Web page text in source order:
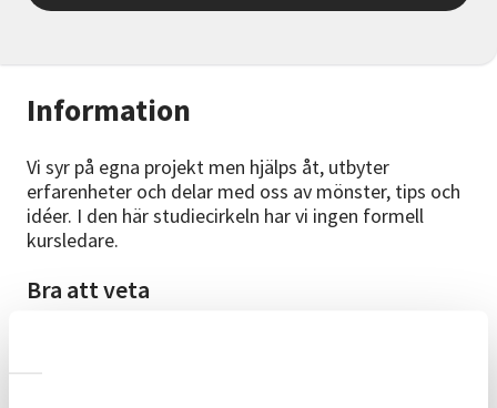
Information
Vi syr på egna projekt men hjälps åt, utbyter
erfarenheter och delar med oss av mönster, tips och
idéer. I den här studiecirkeln har vi ingen formell
kursledare.
Bra att veta
27/9, 10/10, 25/10, 8/11 och 22/11. Ta med egen